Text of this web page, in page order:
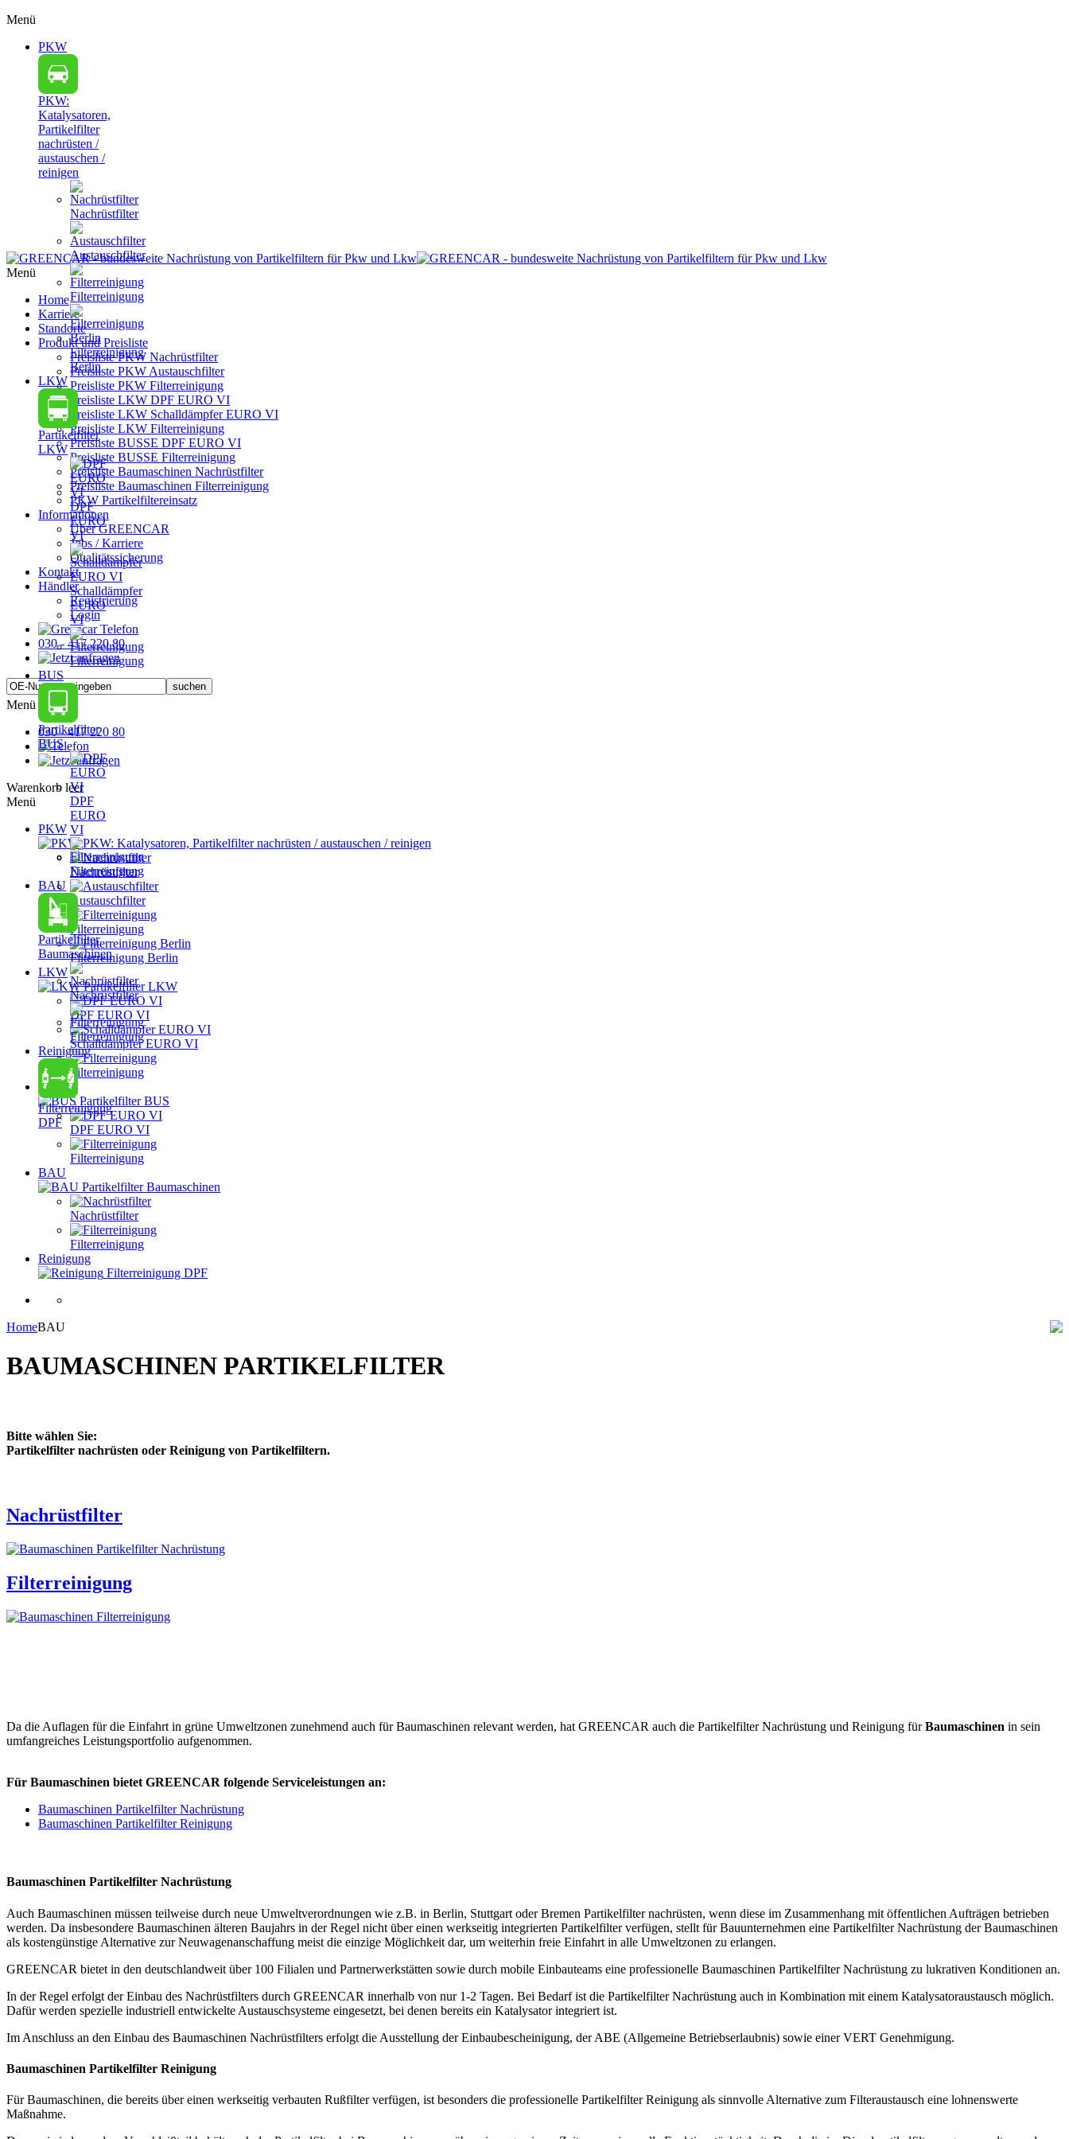
Menü
PKW
PKW:
Katalysatoren,
Partikelfilter
nachrüsten /
austauschen /
reinigen
Nachrüstfilter
Austauschfilter
Filterreinigung
Filterreinigung
Berlin
LKW
Partikelfilter
LKW
DPF
EURO
VI
Schalldämpfer
EURO
VI
Filterreinigung
BUS
Partikelfilter
BUS
DPF
EURO
VI
Filterreinigung
BAU
Partikelfilter
Baumaschinen
Nachrüstfilter
Filterreinigung
Reinigung
Filterreinigung
DPF
Menü
Home
Karriere
Standorte
Produkt und Preisliste
Preisliste PKW Nachrüstfilter
Preisliste PKW Austauschfilter
Preisliste PKW Filterreinigung
Preisliste LKW DPF EURO VI
Preisliste LKW Schalldämpfer EURO VI
Preisliste LKW Filterreinigung
Preisliste BUSSE DPF EURO VI
Preisliste BUSSE Filterreinigung
Preisliste Baumaschinen Nachrüstfilter
Preisliste Baumaschinen Filterreinigung
PKW Partikelfiltereinsatz
Informationen
Über GREENCAR
Jobs / Karriere
Qualitätssicherung
Kontakt
Händler
Registrierung
Login
030 - 417 220 80
Menü
030 - 417 220 80
Warenkorb leer
Menü
PKW
PKW: Katalysatoren, Partikelfilter nachrüsten / austauschen / reinigen
Nachrüstfilter
Austauschfilter
Filterreinigung
Filterreinigung Berlin
LKW
Partikelfilter LKW
DPF EURO VI
Schalldämpfer EURO VI
Filterreinigung
BUS
Partikelfilter BUS
DPF EURO VI
Filterreinigung
BAU
Partikelfilter Baumaschinen
Nachrüstfilter
Filterreinigung
Reinigung
Filterreinigung DPF
HomeBAU
BAUMASCHINEN PARTIKELFILTER
Bitte wählen Sie:
Partikelfilter nachrüsten oder Reinigung von Partikelfiltern.
Nachrüstfilter
Filterreinigung
Da die Auflagen für die Einfahrt in grüne Umweltzonen zunehmend auch für Baumaschinen relevant werden, hat GREENCAR auch die Partikelfilter Nachrüstung und Reinigung fürBaumaschinen in sein
umfangreiches Leistungsportfolio aufgenommen.
Für Baumaschinen bietet GREENCAR folgende Serviceleistungen an:
Baumaschinen Partikelfilter Nachrüstung
Baumaschinen Partikelfilter Reinigung
Baumaschinen Partikelfilter Nachrüstung
Auch Baumaschinen müssen teilweise durch neue Umweltverordnungen wie z.B. in Berlin, Stuttgart oder Bremen Partikelfilter nachrüsten, wenn diese im Zusammenhang mit öffentlichen Aufträgen betrieben
werden. Da insbesondere Baumaschinen älteren Baujahrs in der Regel nicht über einen werkseitig integrierten Partikelfilter verfügen, stellt für Bauunternehmen eine Partikelfilter Nachrüstung der Baumaschinen
als kostengünstige Alternative zur Neuwagenanschaffung meist die einzige Möglichkeit dar, um weiterhin freie Einfahrt in alle Umweltzonen zu erlangen.
GREENCAR bietet in den deutschlandweit über 100 Filialen und Partnerwerkstätten sowie durch mobile Einbauteams eine professionelle Baumaschinen Partikelfilter Nachrüstung zu lukrativen Konditionen an.
In der Regel erfolgt der Einbau des Nachrüstfilters durch GREENCAR innerhalb von nur 1-2 Tagen. Bei Bedarf ist die Partikelfilter Nachrüstung auch in Kombination mit einem Katalysatoraustausch möglich.
Dafür werden spezielle industriell entwickelte Austauschsysteme eingesetzt, bei denen bereits ein Katalysator integriert ist.
Im Anschluss an den Einbau des Baumaschinen Nachrüstfilters erfolgt die Ausstellung der Einbaubescheinigung, der ABE (Allgemeine Betriebserlaubnis) sowie einer VERT Genehmigung.
Baumaschinen Partikelfilter Reinigung
Für Baumaschinen, die bereits über einen werkseitig verbauten Rußfilter verfügen, ist besonders die professionelle Partikelfilter Reinigung als sinnvolle Alternative zum Filteraustausch eine lohnenswerte
Maßnahme.